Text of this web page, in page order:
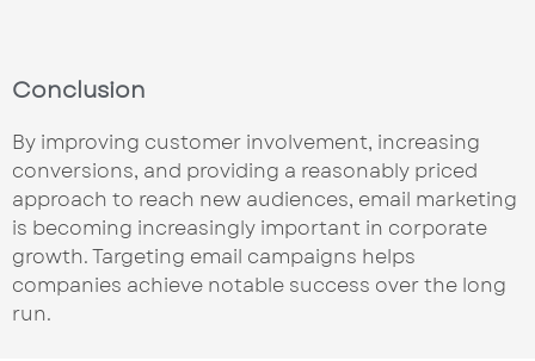
Conclusion
By improving customer involvement, increasing
conversions, and providing a reasonably priced
approach to reach new audiences, email marketing
is becoming increasingly important in corporate
growth. Targeting email campaigns helps
companies achieve notable success over the long
run.